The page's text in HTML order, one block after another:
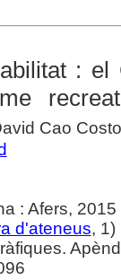
:
Cao
: Afers, 2015
d'ateneus, 1)